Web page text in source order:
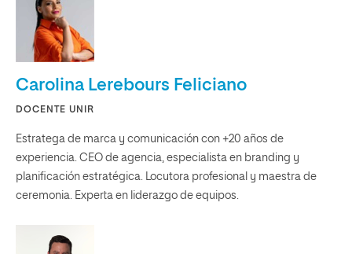
Carolina Lerebours Feliciano
DOCENTE UNIR
Estratega de marca y comunicación con +20 años de
experiencia. CEO de agencia, especialista en branding y
planificación estratégica. Locutora profesional y maestra de
ceremonia. Experta en liderazgo de equipos.